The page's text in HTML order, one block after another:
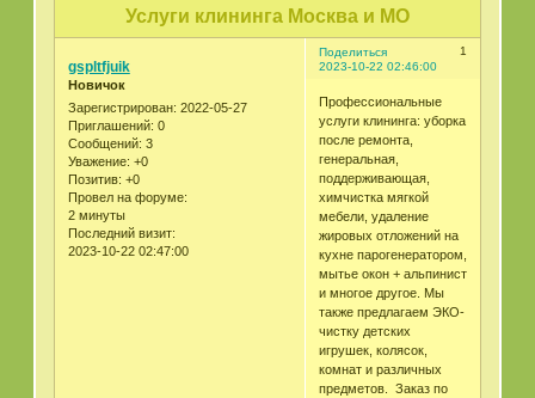
Услуги клининга Москва и МО
Поделиться
1
2023-10-22 02:46:00
gspltfjuik
Новичок
Зарегистрирован: 2022-05-27
Приглашений: 0
Сообщений: 3
Уважение: +0
Позитив: +0
Провел на форуме:
2 минуты
Последний визит:
2023-10-22 02:47:00
Профессиональные
услуги клининга: уборка
после ремонта,
генеральная,
поддерживающая,
химчистка мягкой
мебели, удаление
жировых отложений на
кухне парогенератором,
мытье окон + альпинист
и многое другое. Мы
также предлагаем ЭКО-
чистку детских
игрушек, колясок,
комнат и различных
предметов. Заказ по